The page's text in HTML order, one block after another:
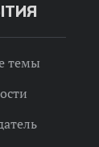
темы